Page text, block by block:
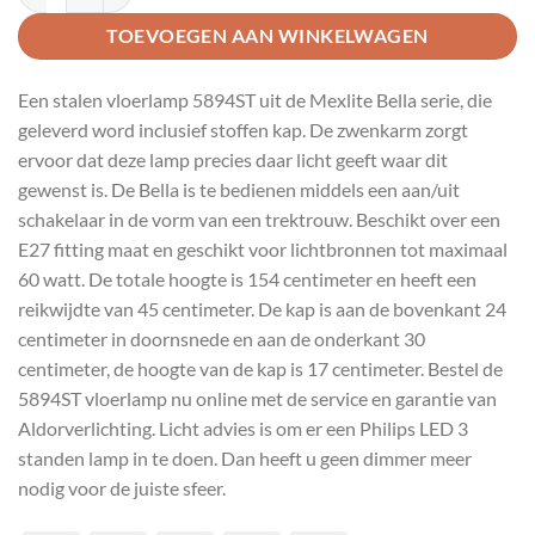
TOEVOEGEN AAN WINKELWAGEN
Een stalen vloerlamp 5894ST uit de Mexlite Bella serie, die
geleverd word inclusief stoffen kap. De zwenkarm zorgt
ervoor dat deze lamp precies daar licht geeft waar dit
gewenst is. De Bella is te bedienen middels een aan/uit
schakelaar in de vorm van een trektrouw. Beschikt over een
E27 fitting maat en geschikt voor lichtbronnen tot maximaal
60 watt. De totale hoogte is 154 centimeter en heeft een
reikwijdte van 45 centimeter. De kap is aan de bovenkant 24
centimeter in doornsnede en aan de onderkant 30
centimeter, de hoogte van de kap is 17 centimeter. Bestel de
5894ST vloerlamp nu online met de service en garantie van
Aldorverlichting. Licht advies is om er een Philips LED 3
standen lamp in te doen. Dan heeft u geen dimmer meer
nodig voor de juiste sfeer.